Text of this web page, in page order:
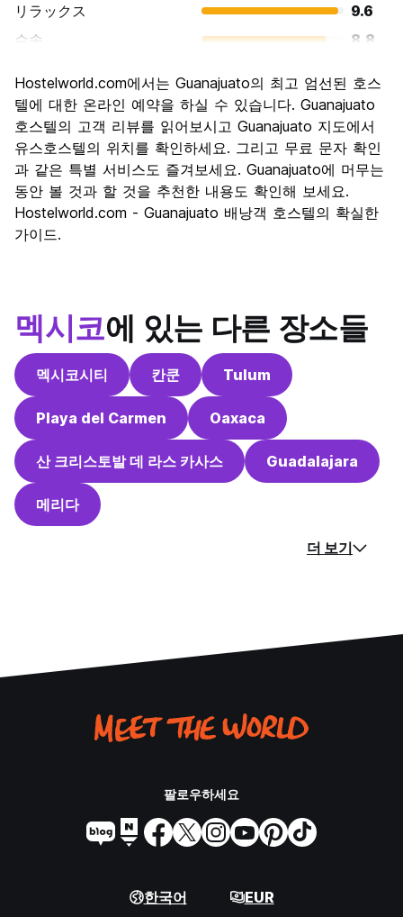
リラックス
9.6
수송
8.8
문화
9.6
나이트 라이프
9.6
가격 대비 만족도
10.0
Hostelworld.com에서는 Guanajuato의 최고 엄선된 호스
텔에 대한 온라인 예약을 하실 수 있습니다. Guanajuato
호스텔의 고객 리뷰를 읽어보시고 Guanajuato 지도에서
유스호스텔의 위치를 확인하세요. 그리고 무료 문자 확인
과 같은 특별 서비스도 즐겨보세요. Guanajuato에 머무는
동안 볼 것과 할 것을 추천한 내용도 확인해 보세요.
Hostelworld.com - Guanajuato 배낭객 호스텔의 확실한
가이드.
멕시코에 있는 다른 장소들
멕시코시티 칸쿤 Tulum
Playa del Carmen Oaxaca
산 크리스토발 데 라스 카사스 Guadalajara
메리다
더 보기
팔로우하세요
한국어 EUR